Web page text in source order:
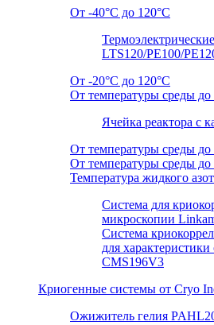
От -40°C до 120°C
LTS120/PE100/
От -20°C до 120°C
От температуры среды до
Ячейка реактора с
От температуры среды до
От температуры среды до
Температура жидкого
Система для
микроскопии
Система
для
CMS196V3
Криогенные системы от Cryo
Ожижитель гелия